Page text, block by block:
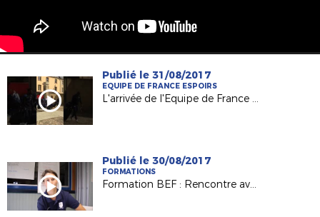
Publié le 31/08/2017
EQUIPE DE FRANCE ESPOIRS
L'arrivée de l'Equipe de France Espoirs à Laval !
Publié le 30/08/2017
FORMATIONS
Formation BEF : Rencontre avec Charlène Karsenti, joueuse et éducatrice au Mans FC